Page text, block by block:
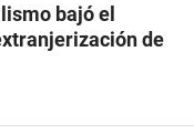
bajó el
de